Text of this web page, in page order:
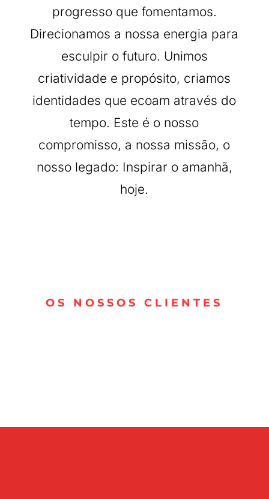
progresso que fomentamos.
Direcionamos a nossa energia para
esculpir o futuro. Unimos
criatividade e propósito, criamos
identidades que ecoam através do
tempo. Este é o nosso
compromisso, a nossa missão, o
nosso legado: Inspirar o amanhã,
hoje.
OS NOSSOS CLIENTES